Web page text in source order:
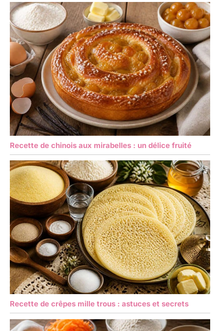
obtenir un ensemble de
pinceaux à pâtisserie
barbecue!
Recette de chinois aux mirabelles : un délice fruité
Recette de crêpes mille trous : astuces et secrets